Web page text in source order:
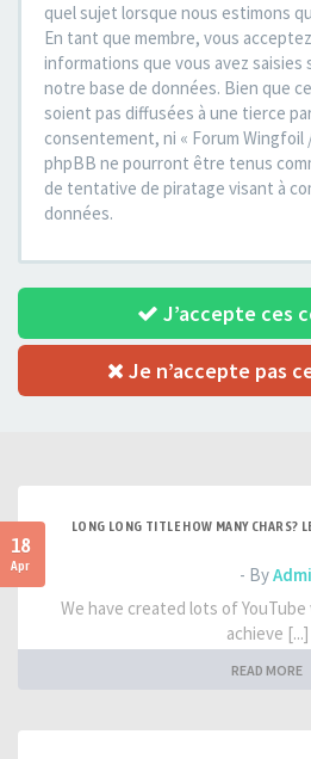
quel sujet lorsque nous estimons
En tant que membre, vous
informations que vous avez
notre base de données. Bien que
soient pas diffusées à une tierce
consentement, ni « Forum Wingfoil
phpBB ne pourront être tenus
de tentative de piratage visant à
données.
J’accepte ces
Je n’accepte pas
18
Apr
LONG LONG TITLE HOW MANY CHARS?
- By
We have created lots of
achieve [...]
READ MORE